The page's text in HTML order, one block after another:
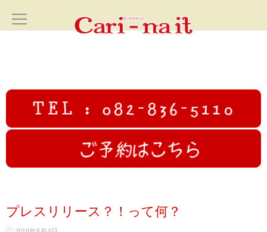
サロン案内
SALON
高圧ジェットフェイシャル
プレスリリース？！って何？